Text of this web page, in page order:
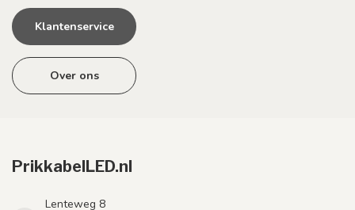
Klantenservice
Over ons
PrikkabelLED.nl
Lenteweg 8